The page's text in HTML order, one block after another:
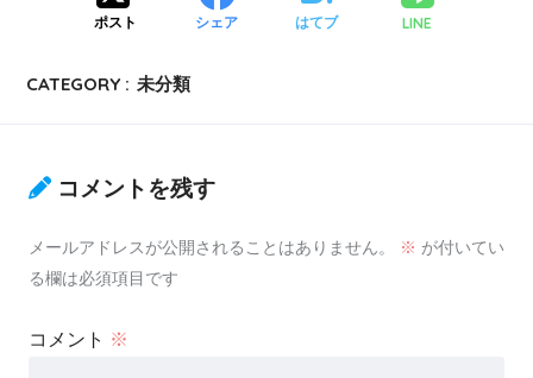
ポスト シェア はてブ LINE
CATEGORY : 未分類
コメントを残す
メールアドレスが公開されることはありません。 ※ が付いてい
る欄は必須項目です
コメント ※